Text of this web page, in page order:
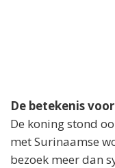
De betekenis
De koning stond
met Surinaamse
bezoek meer dan